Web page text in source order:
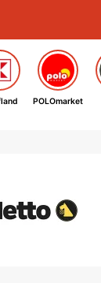
POLOmarket